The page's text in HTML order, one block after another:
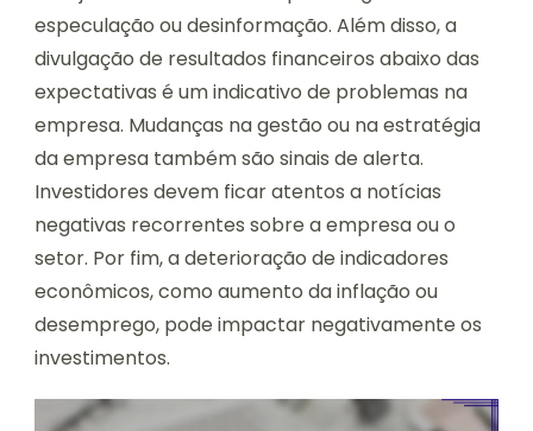
especulação ou desinformação. Além disso, a
divulgação de resultados financeiros abaixo das
expectativas é um indicativo de problemas na
empresa. Mudanças na gestão ou na estratégia
da empresa também são sinais de alerta.
Investidores devem ficar atentos a notícias
negativas recorrentes sobre a empresa ou o
setor. Por fim, a deterioração de indicadores
econômicos, como aumento da inflação ou
desemprego, pode impactar negativamente os
investimentos.